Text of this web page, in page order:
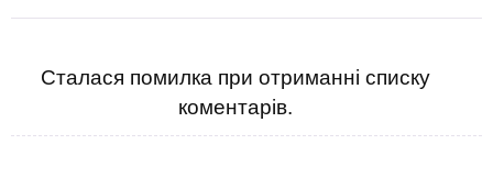
Сталася помилка при отриманні списку
коментарів.